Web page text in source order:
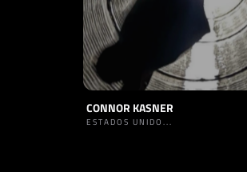
CONNOR KASNER
ESTADOS UNIDO...